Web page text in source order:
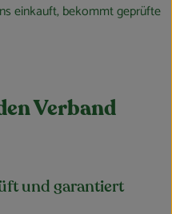
einkauft, bekommt geprüfte
Verband
und garantiert